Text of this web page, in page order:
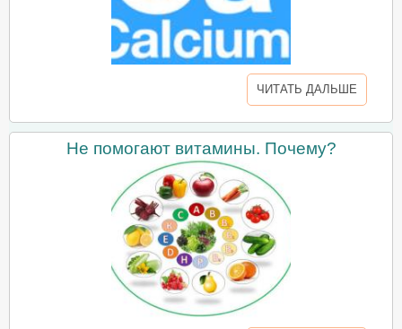
ЧИТАТЬ ДАЛЬШЕ
Не помогают витамины. Почему?